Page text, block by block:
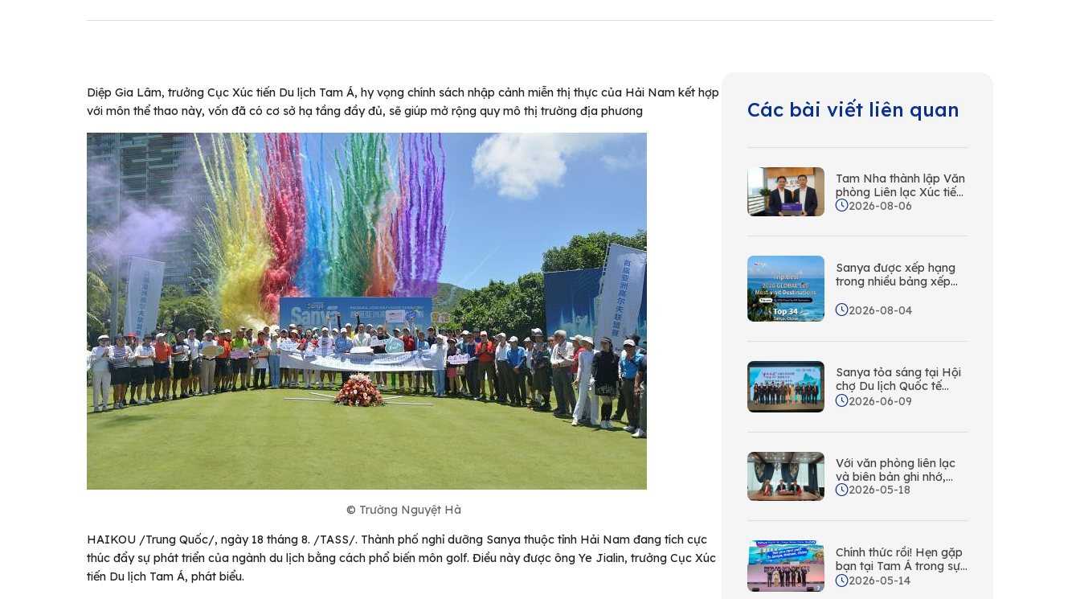
Diệp Gia Lâm, trưởng Cục Xúc tiến Du lịch Tam Á, hy vọng chính sách nhập cảnh miễn thị thực của Hải Nam kết hợp
với môn thể thao này, vốn đã có cơ sở hạ tầng đầy đủ, sẽ giúp mở rộng quy mô thị trường địa phương
© Trường Nguyệt Hà
HAIKOU /Trung Quốc/, ngày 18 tháng 8. /TASS/. Thành phố nghỉ dưỡng Sanya thuộc tỉnh Hải Nam đang tích cực
thúc đẩy sự phát triển của ngành du lịch bằng cách phổ biến môn golf. Điều này được ông Ye Jialin, trưởng Cục Xúc
tiến Du lịch Tam Á, phát biểu.
Các bài viết liên quan
Tam Nha thành lập Văn
phòng Liên lạc Xúc tiến
Du lịch tại Hồng Kông
2026-08-06
Sanya được xếp hạng
trong nhiều bảng xếp
sức hút của đảo nhiệt
2026-08-04
Sanya tỏa sáng tại Hội
chợ Du lịch Quốc tế
Seoul. Lên kế hoạch
cho Hàn Quốc!
2026-06-09
Với văn phòng liên lạc
và biên bản ghi nhớ,
Sanya đang tích cực
lịch tại Kazakhstan và
thị, quảng bá toàn diện
trên toàn Trung Á.
2026-05-18
Chính thức rồi! Hẹn gặp
bạn tại Tam Á trong sự
kiện du lịch hàng đầu
2026-05-14